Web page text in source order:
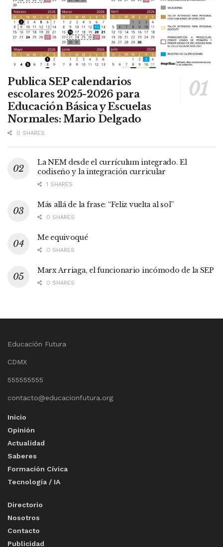
Publica SEP calendarios
escolares 2025-2026 para
Educación Básica y Escuelas
Normales: Mario Delgado
0 SHARES
La NEM desde el currículum integrado. El
codiseño y la integración curricular
1 SHARES
Más allá de la frase: “Feliz vuelta al sol”
0 SHARES
Me equivoqué
0 SHARES
Marx Arriaga, el funcionario incómodo de la SEP
0 SHARES
Educación Futura
CDMX
555555555
contacto@educacionfutura.org
Inicio
Opinión
Actualidad
Saberes
Formación Cívica
Tecnología / IA
Directorio
Nosotros
Contacto
Publicidad